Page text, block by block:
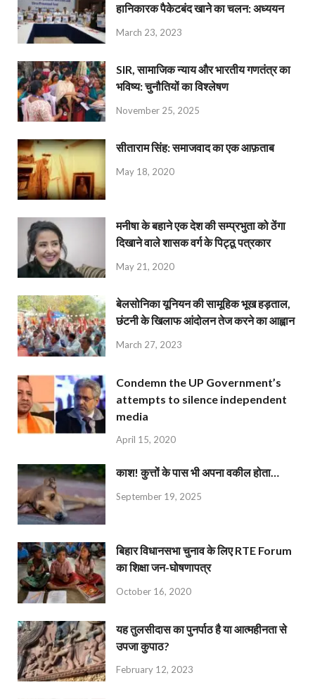
हानिकारक पैकेटबंद खाने का चलन: अध्ययन
March 23, 2023
SIR, सामाजिक न्याय और भारतीय गणतंत्र का
भविष्य: चुनौतियों का विश्लेषण
November 25, 2025
सीताराम सिंह: समाजवाद का एक आफ़ताब
May 18, 2020
मनीषा के बहाने एक देश की सम्प्रभुता को ठेंगा
दिखाने वाले शासक वर्ग के पिट्ठू पत्रकार
May 21, 2020
बेलसोनिका यूनियन की सामूहिक भूख हड़ताल,
छंटनी के खिलाफ आंदोलन तेज करने का आह्वान
March 27, 2023
Condemn the UP Government’s
attempts to silence independent
media
April 15, 2020
काश! कुत्तों के पास भी अपना वकील होता…
September 19, 2025
बिहार विधानसभा चुनाव के लिए RTE Forum
का शिक्षा जन-घोषणापत्र
October 16, 2020
यह तुलसीदास का पुनर्पाठ है या आत्महीनता से
उपजा कुपाठ?
February 12, 2023